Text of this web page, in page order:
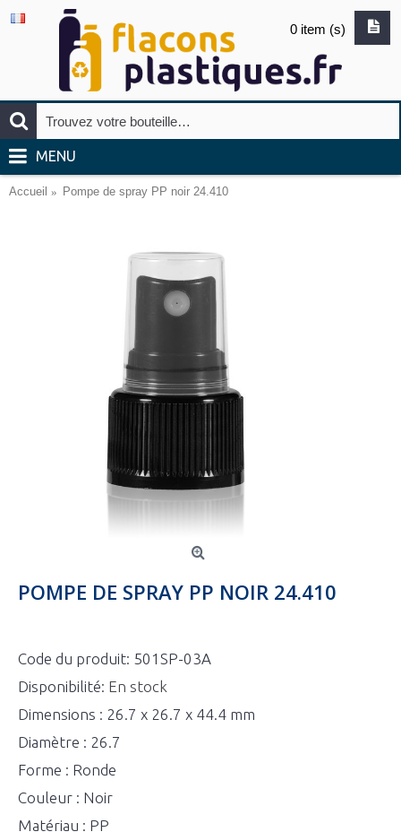
0 item (s)
MENU
Accueil Pompe de spray PP noir 24.410
POMPE DE SPRAY PP NOIR 24.410
Code du produit: 501SP-03A
Disponibilité: En stock
Dimensions : 26.7 x 26.7 x 44.4 mm
Diamètre : 26.7
Forme : Ronde
Couleur : Noir
Matériau : PP